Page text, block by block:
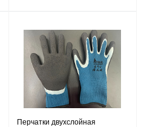
Перчатки двухслойная